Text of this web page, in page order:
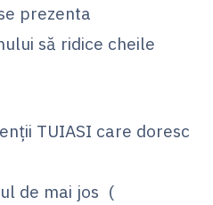
prezenta
să ridice cheile
TUIASI care doresc
de mai jos (